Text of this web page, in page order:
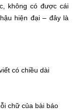
không có được cái
hiện đại – đây là
có chiều dài
chữ của bài báo